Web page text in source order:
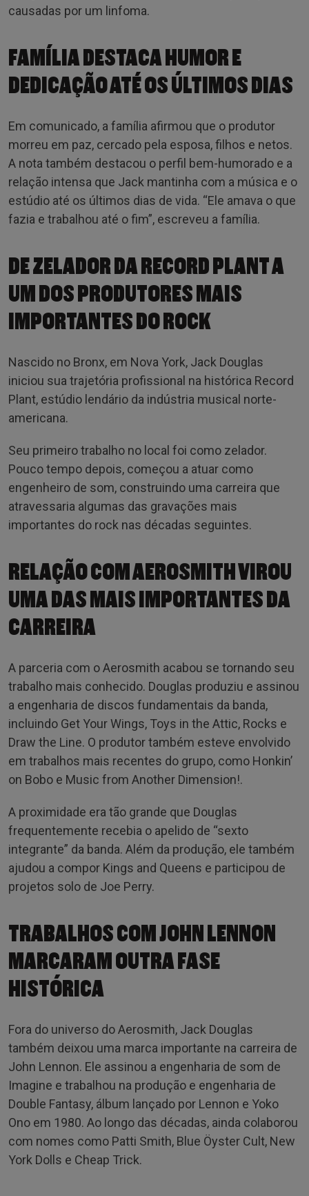
causadas por um linfoma.
FAMÍLIA DESTACA HUMOR E
DEDICAÇÃO ATÉ OS ÚLTIMOS DIAS
Em comunicado, a família afirmou que o produtor
morreu em paz, cercado pela esposa, filhos e netos.
A nota também destacou o perfil bem-humorado e a
relação intensa que Jack mantinha com a música e o
estúdio até os últimos dias de vida. “Ele amava o que
fazia e trabalhou até o fim”, escreveu a família.
DE ZELADOR DA RECORD PLANT A
UM DOS PRODUTORES MAIS
IMPORTANTES DO ROCK
Nascido no Bronx, em Nova York, Jack Douglas
iniciou sua trajetória profissional na histórica Record
Plant, estúdio lendário da indústria musical norte-
americana.
Seu primeiro trabalho no local foi como zelador.
Pouco tempo depois, começou a atuar como
engenheiro de som, construindo uma carreira que
atravessaria algumas das gravações mais
importantes do rock nas décadas seguintes.
RELAÇÃO COM AEROSMITH VIROU
UMA DAS MAIS IMPORTANTES DA
CARREIRA
A parceria com o Aerosmith acabou se tornando seu
trabalho mais conhecido. Douglas produziu e assinou
a engenharia de discos fundamentais da banda,
incluindo Get Your Wings, Toys in the Attic, Rocks e
Draw the Line. O produtor também esteve envolvido
em trabalhos mais recentes do grupo, como Honkin’
on Bobo e Music from Another Dimension!.
A proximidade era tão grande que Douglas
frequentemente recebia o apelido de “sexto
integrante” da banda. Além da produção, ele também
ajudou a compor Kings and Queens e participou de
projetos solo de Joe Perry.
TRABALHOS COM JOHN LENNON
MARCARAM OUTRA FASE
HISTÓRICA
Fora do universo do Aerosmith, Jack Douglas
também deixou uma marca importante na carreira de
John Lennon. Ele assinou a engenharia de som de
Imagine e trabalhou na produção e engenharia de
Double Fantasy, álbum lançado por Lennon e Yoko
Ono em 1980. Ao longo das décadas, ainda colaborou
com nomes como Patti Smith, Blue Öyster Cult, New
York Dolls e Cheap Trick.